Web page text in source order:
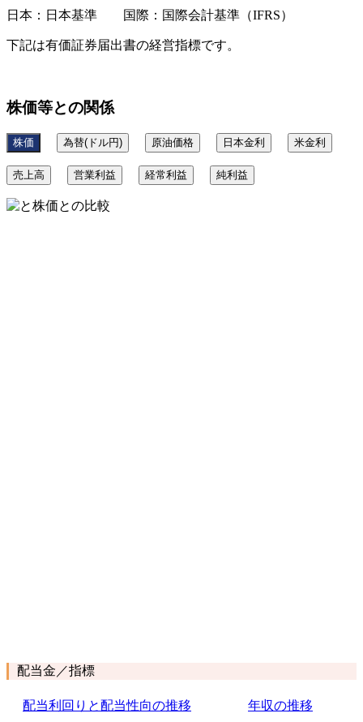
日本：日本基準 国際：国際会計基準（IFRS）
下記は有価証券届出書の経営指標です。
株価等との関係
株価 為替(ドル円) 原油価格 日本金利 米金利
売上高 営業利益 経常利益 純利益
配当金／指標
配当利回りと配当性向の推移 年収の推移